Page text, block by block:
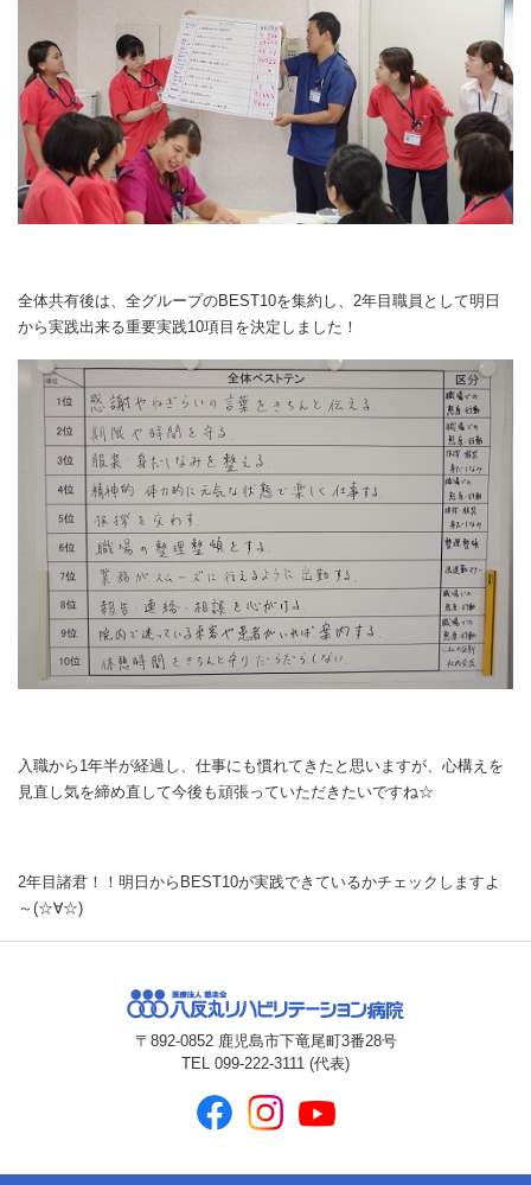
全体共有後は、全グループのBEST10を集約し、2年目職員として明日
から実践出来る重要実践10項目を決定しました！
入職から1年半が経過し、仕事にも慣れてきたと思いますが、心構えを
見直し気を締め直して今後も頑張っていただきたいですね☆
2年目諸君！！明日からBEST10が実践できているかチェックしますよ
～(☆∀☆)
〒892-0852鹿児島市下竜尾町3番28号
TEL 099-222-3111 (代表)